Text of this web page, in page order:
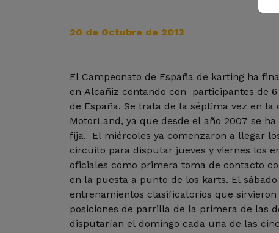
20 de Octubre de 2013
El Campeonato de España de karting ha
en Alcañiz contando con participantes de 6
de España. Se trata de la séptima vez en
MotorLand, ya que desde el año 2007 se
fija. El miércoles ya comenzaron a llegar
circuito para disputar jueves y viernes los
oficiales como primera toma de contacto
en la puesta a punto de los karts. El
entrenamientos clasificatorios que
posiciones de parrilla de la primera de las
disputarían el domingo cada una de las